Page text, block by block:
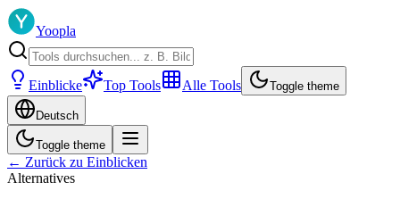
Yoopla
Einblicke Top Tools Alle Tools Toggle theme
Deutsch
Toggle theme
← Zurück zu Einblicken
Alternatives